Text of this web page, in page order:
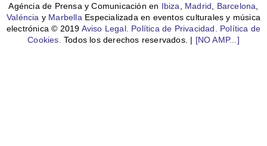
Agéncia de Prensa y Comunicación en Ibiza Madrid Barcelona
Valéncia y Marbella Especializada en eventos culturales y música
electrónica © 2019 Aviso Legal. Política de Privacidad.
Política de
Cookies. Todos los derechos reservados. | [NO AMP...]